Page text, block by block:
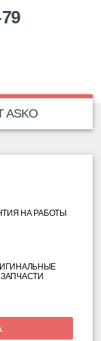
НА РАБОТЫ
ЗАПЧАСТИ